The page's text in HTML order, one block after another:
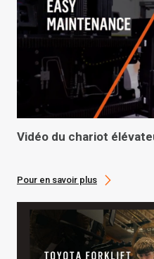
Vidéo du chariot
Pour en savoir plus